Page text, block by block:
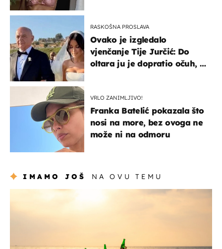
RASKOŠNA PROSLAVA
Ovako je izgledalo
vjenčanje Tije Jurčić: Do
oltara ju je dopratio očuh, a
VRLO ZANIMLJIVO!
Franka Batelić pokazala što
nosi na more, bez ovoga ne
može ni na odmoru
IMAMO JOŠ NA OVU TEMU